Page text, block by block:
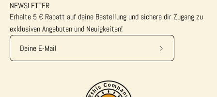
NEWSLETTER
Erhalte 5 € Rabatt auf deine Bestellung und sichere dir Zugang zu
exklusiven Angeboten und Neuigkeiten!
Abonniere